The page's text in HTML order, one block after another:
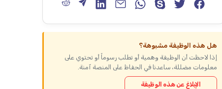
هل هذه الوظيفة مشبوهة؟
إذا لاحظت أن الوظيفة وهمية أو تطلب رسوماً أو تحتوي على
معلومات مضللة، ساعدنا في الحفاظ على المنصة آمنة.
الإبلاغ عن هذه الوظيفة